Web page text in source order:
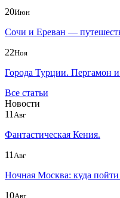
20Июн
Сочи и Ереван —
22Ноя
Города Турции. Пергамон
Все статьи
Новости
11 Авг
Фантастическая Кения.
11 Авг
Ночная Москва: куда пойти
10Авг